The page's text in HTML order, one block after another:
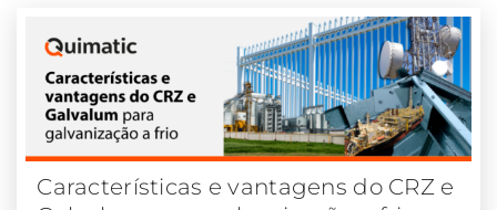
Características e vantagens do CRZ e